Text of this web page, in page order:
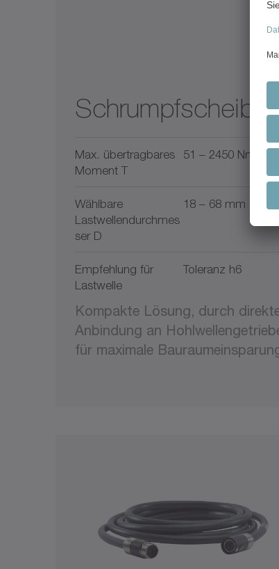
Max. übertragbares
Moment T
51 – 2450 Nm
Wählbare
Lastwellendurchmes
ser D
18 – 68 mm
Empfehlung für
Lastwelle
Toleranz h6
Kompakte Lösung, durch
Anbindung an
für maximale